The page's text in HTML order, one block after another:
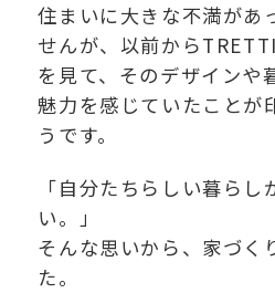
住まいに大きな不満があ
せんが、以前から
を見て、そのデザインや
魅力を感じていたことが
うです。
「自分たちらしい暮ら
い。」
そんな思いから、家づく
た。